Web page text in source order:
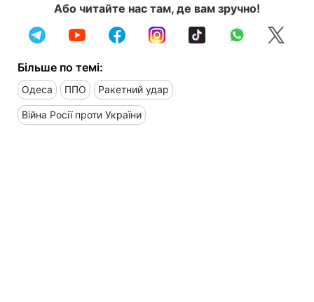
Або читайте нас там, де вам зручно!
Більше по темі:
Одеса ППО Ракетний удар
Війна Росії проти України